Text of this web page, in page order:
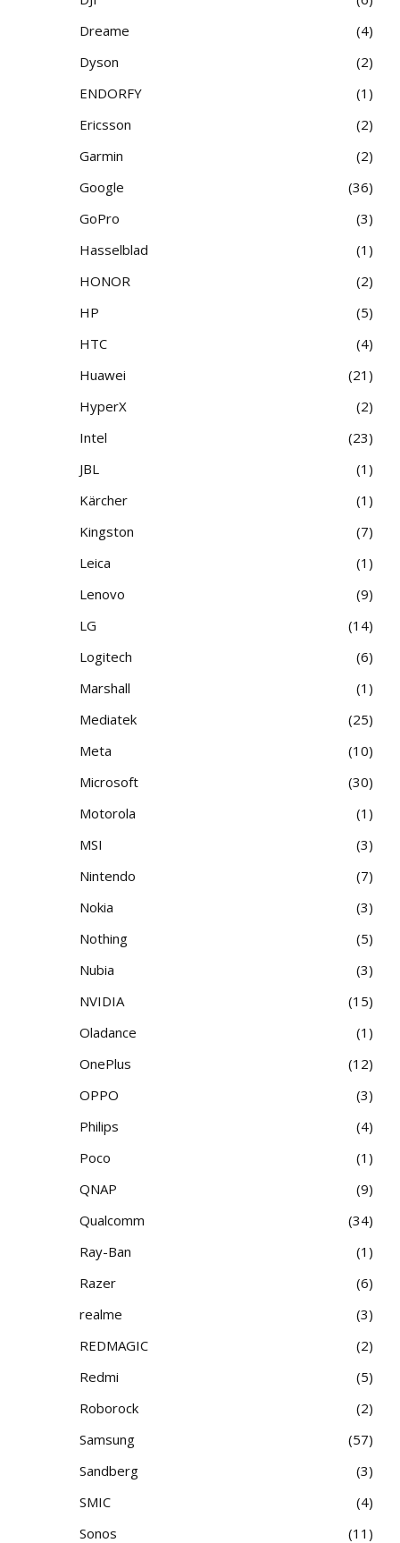
Dreame
4
Dyson
2
ENDORFY
1
Ericsson
2
Garmin
2
Google
36
GoPro
3
Hasselblad
1
HONOR
2
HP
5
HTC
4
Huawei
21
HyperX
2
Intel
23
JBL
1
Kärcher
1
Kingston
7
Leica
1
Lenovo
9
LG
14
Logitech
6
Marshall
1
Mediatek
25
Meta
10
Microsoft
30
Motorola
1
MSI
3
Nintendo
7
Nokia
3
Nothing
5
Nubia
3
NVIDIA
15
Oladance
1
OnePlus
12
OPPO
3
Philips
4
Poco
1
QNAP
9
Qualcomm
34
Ray-Ban
1
Razer
6
realme
3
REDMAGIC
2
Redmi
5
Roborock
2
Samsung
57
Sandberg
3
SMIC
4
Sonos
11